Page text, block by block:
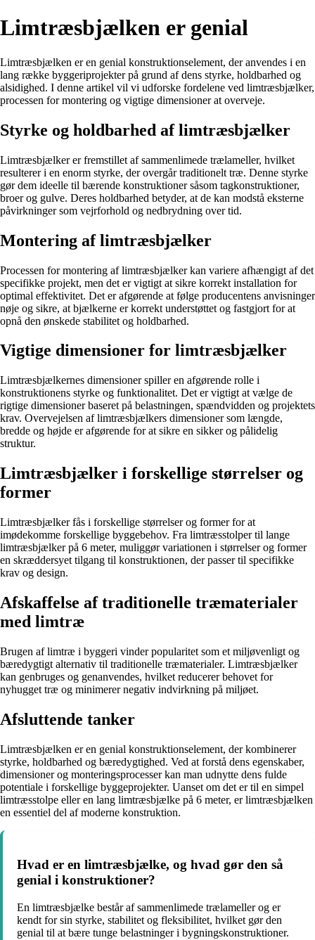
Limtræsbjælken er genial
Limtræsbjælken er en genial konstruktionselement, der anvendes i en
lang række byggeriprojekter på grund af dens styrke, holdbarhed og
alsidighed. I denne artikel vil vi udforske fordelene ved limtræsbjælker,
processen for montering og vigtige dimensioner at overveje.
Styrke og holdbarhed af limtræsbjælker
Limtræsbjælker er fremstillet af sammenlimede trælameller, hvilket
resulterer i en enorm styrke, der overgår traditionelt træ. Denne styrke
gør dem ideelle til bærende konstruktioner såsom tagkonstruktioner,
broer og gulve. Deres holdbarhed betyder, at de kan modstå eksterne
påvirkninger som vejrforhold og nedbrydning over tid.
Montering af limtræsbjælker
Processen for montering af limtræsbjælker kan variere afhængigt af det
specifikke projekt, men det er vigtigt at sikre korrekt installation for
optimal effektivitet. Det er afgørende at følge producentens anvisninger
nøje og sikre, at bjælkerne er korrekt understøttet og fastgjort for at
opnå den ønskede stabilitet og holdbarhed.
Vigtige dimensioner for limtræsbjælker
Limtræsbjælkernes dimensioner spiller en afgørende rolle i
konstruktionens styrke og funktionalitet. Det er vigtigt at vælge de
rigtige dimensioner baseret på belastningen, spændvidden og projektets
krav. Overvejelsen af limtræsbjælkers dimensioner som længde,
bredde og højde er afgørende for at sikre en sikker og pålidelig
struktur.
Limtræsbjælker i forskellige størrelser og
former
Limtræsbjælker fås i forskellige størrelser og former for at
imødekomme forskellige byggebehov. Fra limtræsstolper til lange
limtræsbjælker på 6 meter, muliggør variationen i størrelser og former
en skræddersyet tilgang til konstruktionen, der passer til specifikke
krav og design.
Afskaffelse af traditionelle træmaterialer
med limtræ
Brugen af limtræ i byggeri vinder popularitet som et miljøvenligt og
bæredygtigt alternativ til traditionelle træmaterialer. Limtræsbjælker
kan genbruges og genanvendes, hvilket reducerer behovet for
nyhugget træ og minimerer negativ indvirkning på miljøet.
Afsluttende tanker
Limtræsbjælken er en genial konstruktionselement, der kombinerer
styrke, holdbarhed og bæredygtighed. Ved at forstå dens egenskaber,
dimensioner og monteringsprocesser kan man udnytte dens fulde
potentiale i forskellige byggeprojekter. Uanset om det er til en simpel
limtræsstolpe eller en lang limtræsbjælke på 6 meter, er limtræsbjælken
en essentiel del af moderne konstruktion.
Hvad er en limtræsbjælke, og hvad gør den så
genial i konstruktioner?
En limtræsbjælke består af sammenlimede trælameller og er
kendt for sin styrke, stabilitet og fleksibilitet, hvilket gør den
genial til at bære tunge belastninger i bygningskonstruktioner.